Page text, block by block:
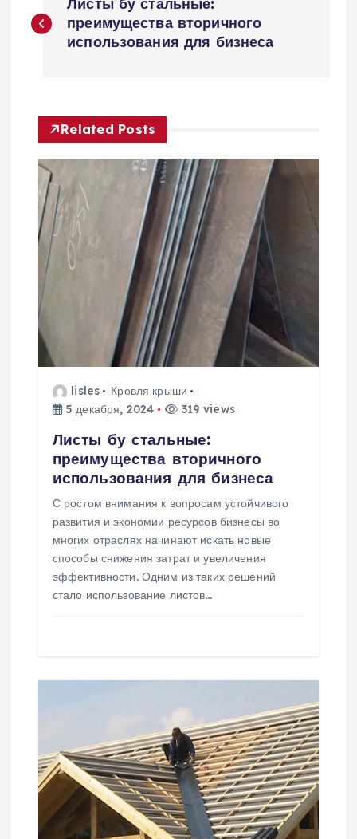
а
и
г
а
ц
и
я
п
о
преимущества вторичного
использования для бизнеса
Related Posts
lisles
Кровля крыши
5 декабря, 2024
319 views
Листы бу стальные:
преимущества вторичного
использования для бизнеса
С ростом внимания к вопросам устойчивого
развития и экономии ресурсов бизнесы во
многих отраслях начинают искать новые
способы снижения затрат и увеличения
эффективности. Одним из таких решений
стало использование листов…